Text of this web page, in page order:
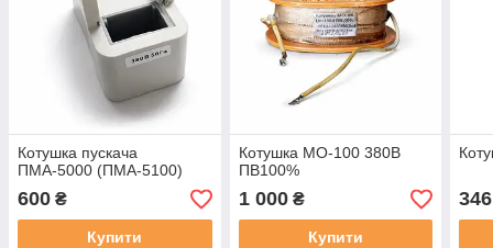
Котушка пускача
ПМА-5000 (ПМА-5100)
600 ₴
Купити
Котушка МО-100 380В
ПВ100%
1 000₴
Купити
346